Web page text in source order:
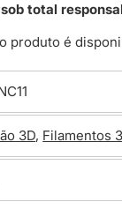
sob total
produto é
3D, Filamentos